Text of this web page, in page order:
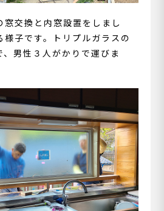
窓交換と内窓設置をしまし
様子です。トリプルガラスの
男性３人がかりで運びま